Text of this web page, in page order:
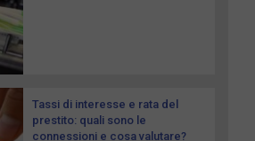
Tassi di interesse e rata del
prestito: quali sono le
connessioni e cosa valutare?